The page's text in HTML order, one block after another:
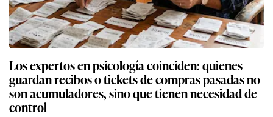
Los expertos en psicología coinciden: quienes
guardan recibos o tickets de compras pasadas no
son acumuladores, sino que tienen necesidad de
control